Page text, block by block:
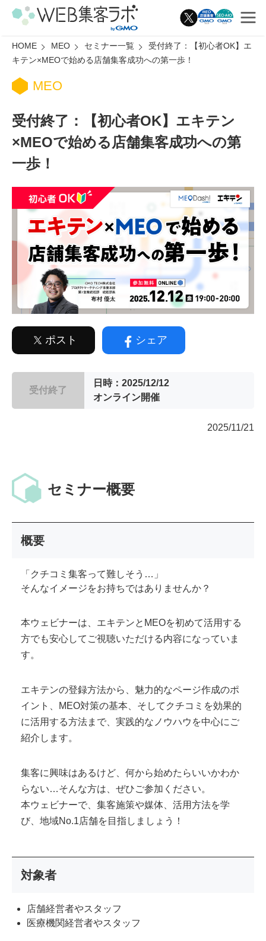
HOME MEO セミナー一覧
受付終了：【初心者OK】エ
キテン×MEOで始める店舗集客成功への第一歩！
MEO
受付終了：【初心者OK】エキテン
×MEOで始める店舗集客成功への第
一歩！
ポスト シェア
受付終了
日時：2025/12/12
オンライン開催
2025/11/21
セミナー概要
概要
「クチコミ集客って難しそう…」
そんなイメージをお持ちではありませんか？
本ウェビナーは、エキテンとMEOを初めて活用する
方でも安心してご視聴いただける内容になっていま
す。
エキテンの登録方法から、魅力的なページ作成のポ
イント、MEO対策の基本、そしてクチコミを効果的
に活用する方法まで、実践的なノウハウを中心にご
紹介します。
集客に興味はあるけど、何から始めたらいいかわか
らない…そんな方は、ぜひご参加ください。
本ウェビナーで、集客施策や媒体、活用方法を学
び、地域No.1店舗を目指しましょう！
対象者
店舗経営者やスタッフ
医療機関経営者やスタッフ